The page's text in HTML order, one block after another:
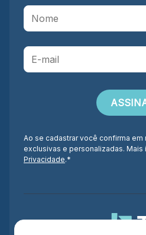
Ao se cadastrar você confirma
exclusivas e personalizadas. Mais
Privacidade.*